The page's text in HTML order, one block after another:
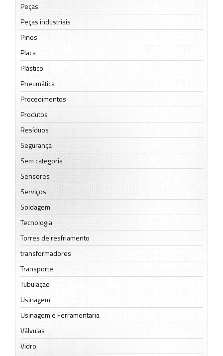
Peças
Peças industriais
Pinos
Placa
Plástico
Pneumática
Procedimentos
Produtos
Resíduos
Segurança
Sem categoria
Sensores
Serviços
Soldagem
Tecnologia
Torres de resfriamento
transformadores
Transporte
Tubulação
Usinagem
Usinagem e Ferramentaria
Válvulas
Vidro